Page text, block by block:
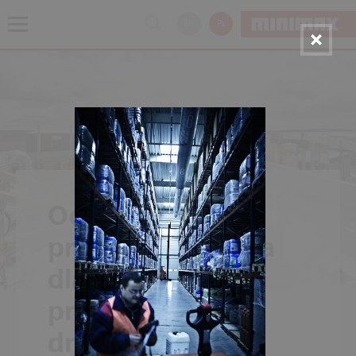
Ochrona
przeciwpożarowa
dla zakładów
przemysłu
drzewnego